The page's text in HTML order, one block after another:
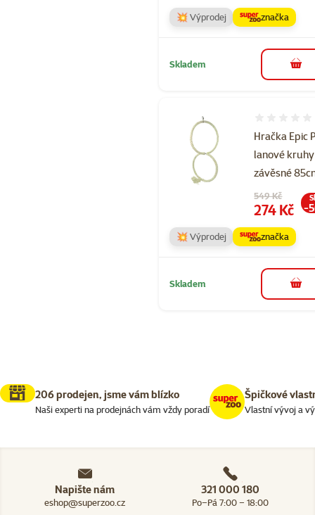
💥 Výprodej značka
Skladem do
Hračka Epic
lanové kruhy
závěsné
Původní cena
549 Kč
Cena
274 Kč -
💥 Výprodej značka
Skladem do
206 prodejen, jsme vám blízko
Naši experti na prodejnách vám vždy poradí
Špičkové
Vlastní vývoj a
Napište nám
eshop@superzoo.cz
321 000 180
Po–Pá 7:00 – 18:00